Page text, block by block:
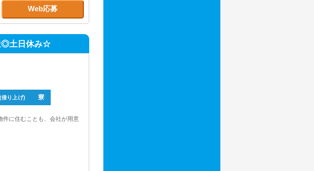
Web応募
◎土日休み☆
(借り上げ) 寮
件に住むことも、会社が用意